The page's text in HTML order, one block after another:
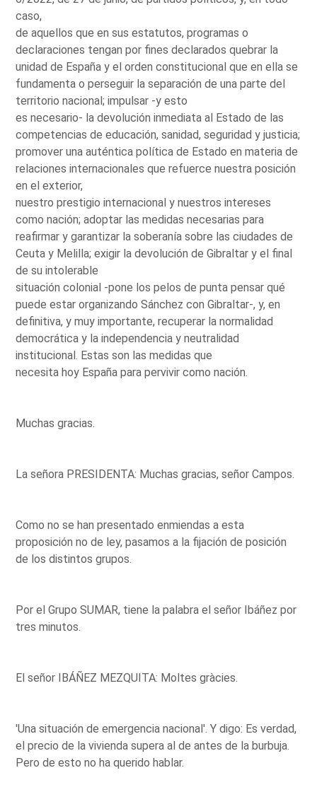
caso,
de aquellos que en sus estatutos, programas o
declaraciones tengan por fines declarados quebrar la
unidad de España y el orden constitucional que en ella se
fundamenta o perseguir la separación de una parte del
territorio nacional; impulsar -y esto
es necesario- la devolución inmediata al Estado de las
competencias de educación, sanidad, seguridad y justicia;
promover una auténtica política de Estado en materia de
relaciones internacionales que refuerce nuestra posición
en el exterior,
nuestro prestigio internacional y nuestros intereses
como nación; adoptar las medidas necesarias para
reafirmar y garantizar la soberanía sobre las ciudades de
Ceuta y Melilla; exigir la devolución de Gibraltar y el final
de su intolerable
situación colonial -pone los pelos de punta pensar qué
puede estar organizando Sánchez con Gibraltar-, y, en
definitiva, y muy importante, recuperar la normalidad
democrática y la independencia y neutralidad
institucional. Estas son las medidas que
necesita hoy España para pervivir como nación.
Muchas gracias.
La señora PRESIDENTA: Muchas gracias, señor Campos.
Como no se han presentado enmiendas a esta
proposición no de ley, pasamos a la fijación de posición
de los distintos grupos.
Por el Grupo SUMAR, tiene la palabra el señor Ibáñez por
tres minutos.
El señor IBÁÑEZ MEZQUITA: Moltes gràcies.
'Una situación de emergencia nacional'. Y digo: Es verdad,
el precio de la vivienda supera al de antes de la burbuja.
Pero de esto no ha querido hablar.